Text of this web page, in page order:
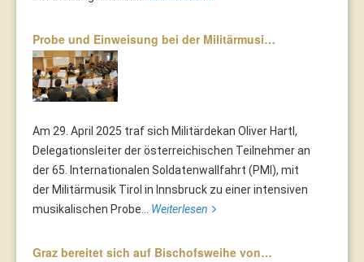
Probe und Einweisung bei der Militärmusi…
Am 29. April 2025 traf sich Militärdekan Oliver Hartl,
Delegationsleiter der österreichischen Teilnehmer an
der 65. Internationalen Soldatenwallfahrt (PMI), mit
der Militärmusik Tirol in Innsbruck zu einer intensiven
musikalischen Probe... Weiterlesen
Graz bereitet sich auf Bischofsweihe von…